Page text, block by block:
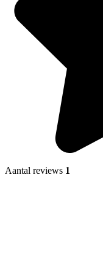
Aantal reviews 1